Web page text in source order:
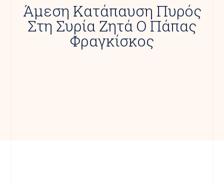
Άμεση Κατάπαυση Πυρός
Στη Συρία Ζητά Ο Πάπας
Φραγκίσκος